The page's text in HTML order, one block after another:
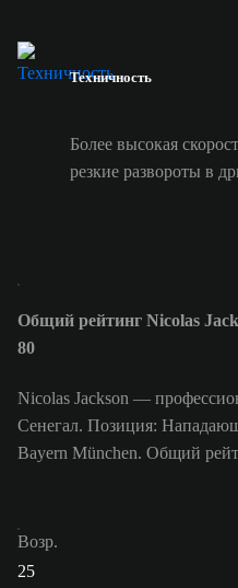
Техничность
Более высокая
резкие развороты в
Общий рейтинг Nicolas
80
Nicolas Jackson —
Сенегал. Позиция:
Bayern München. Общий
Возр.
25